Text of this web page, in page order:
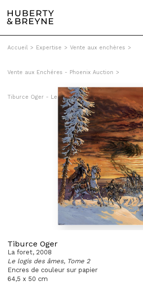
Accueil > Expertise > Vente aux enchères >
Vente aux Enchéres - Phoenix Auction >
Tiburce Oger - Le logis des âmes, Tome 2
Tiburce Oger
La foret, 2008
Le logis des âmes, Tome 2
Encres de couleur sur papier
64,5 x 50 cm